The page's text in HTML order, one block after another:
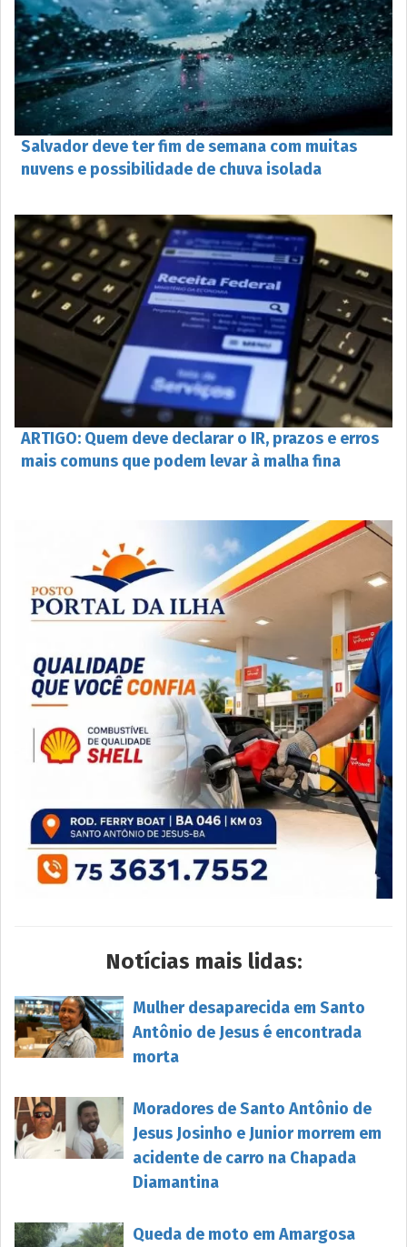
Salvador deve ter fim de semana com muitas
nuvens e possibilidade de chuva isolada
ARTIGO: Quem deve declarar o IR, prazos e erros
mais comuns que podem levar à malha fina
Notícias mais lidas:
Mulher desaparecida em Santo
Antônio de Jesus é encontrada
morta
Moradores de Santo Antônio de
Jesus Josinho e Junior morrem em
acidente de carro na Chapada
Diamantina
Queda de moto em Amargosa